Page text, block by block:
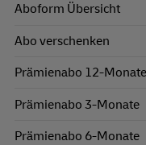
Aboform Übersicht
Abo verschenken
Prämienabo 12-Monate
Prämienabo 3-Monate
Prämienabo 6-Monate